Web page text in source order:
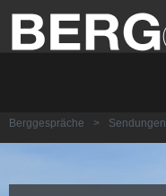
Berggespräche > Sendungen